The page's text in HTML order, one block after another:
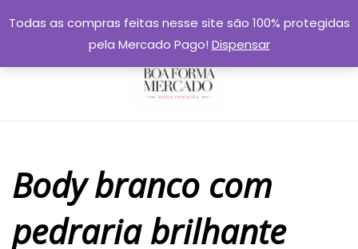
to
Body branco com
pedraria brilhante
Todas as compras feitas nesse site são 100% protegidas
pela Mercado Pago! Dispensar